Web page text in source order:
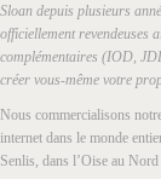
Sloan depuis plusieurs
officiellement revendeuses
complémentaires (IOD,
créer vous-même votre
Nous commercialisons
internet dans le monde
Senlis, dans l’Oise au Nord